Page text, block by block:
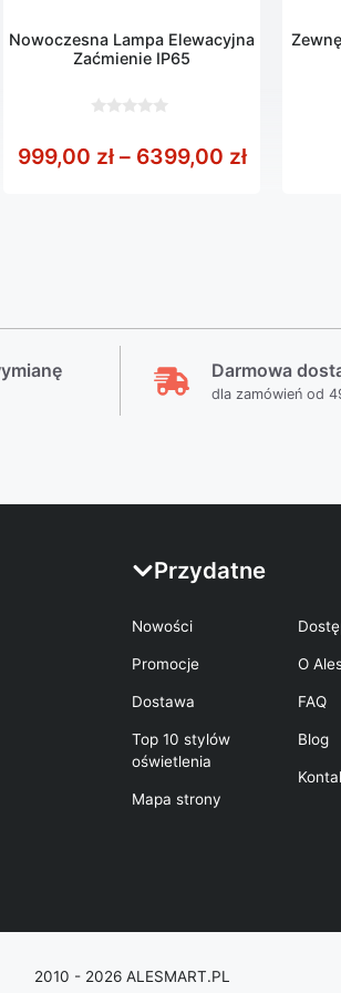
zł
cen: od 109,00 zł do 119,00 zł
Nowoczesna Lampa Elewacyjna
Zaćmienie IP65
5
999,00 zł – 6399,00 złZakres
Darmowa
dla zamówień od
Przydatne
Nowości
Promocje
Dostawa
Top 10 stylów
oświetlenia
Mapa strony
O
FAQ
Blog
2010 - 2026 ALESMART.PL